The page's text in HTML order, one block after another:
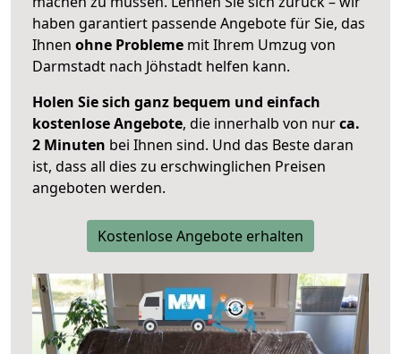
haben garantiert passende Angebote für Sie, das
Ihnen ohne Probleme mit Ihrem Umzug von
Darmstadt nach Jöhstadt helfen kann.
Holen Sie sich ganz bequem und einfach
kostenlose Angebote, die innerhalb von nurca.
2 Minuten bei Ihnen sind. Und das Beste daran
ist, dass all dies zu erschwinglichen Preisen
angeboten werden.
Kostenlose Angebote erhalten